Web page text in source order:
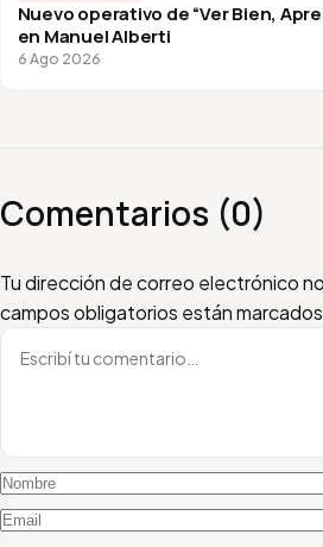
Nuevo operativo de “Ver Bien,
en Manuel Alberti
6 Ago 2026
Comentarios (0)
Tu dirección de correo electrónico
campos obligatorios están
Escribí tu comentario
Nombre
Email